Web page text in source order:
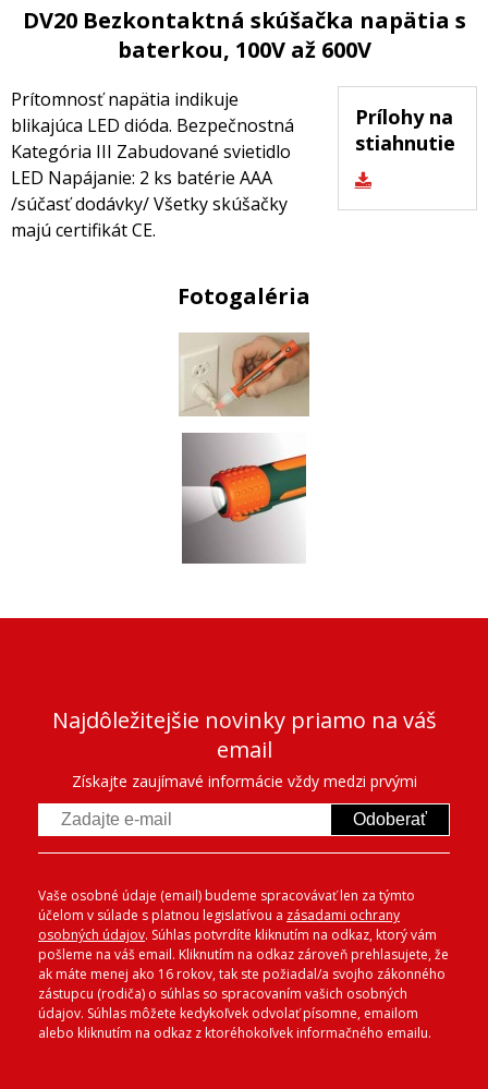
DV20 Bezkontaktná skúšačka napätia s
baterkou, 100V až 600V
Prílohy na
stiahnutie
Prítomnosť napätia indikuje
blikajúca LED dióda. Bezpečnostná
Kategória III Zabudované svietidlo
LED Napájanie: 2 ks batérie AAA
/súčasť dodávky/ Všetky skúšačky
majú certifikát CE.
Fotogaléria
Najdôležitejšie novinky priamo na váš
email
Získajte zaujímavé informácie vždy medzi prvými
Odoberať
Vaše osobné údaje (email) budeme spracovávať len za týmto
účelom v súlade s platnou legislatívou a zásadami ochrany
osobných údajov. Súhlas potvrdíte kliknutím na odkaz, ktorý vám
pošleme na váš email. Kliknutím na odkaz zároveň prehlasujete, že
ak máte menej ako 16 rokov, tak ste požiadal/a svojho zákonného
zástupcu (rodiča) o súhlas so spracovaním vašich osobných
údajov. Súhlas môžete kedykoľvek odvolať písomne, emailom
alebo kliknutím na odkaz z ktoréhokoľvek informačného emailu.